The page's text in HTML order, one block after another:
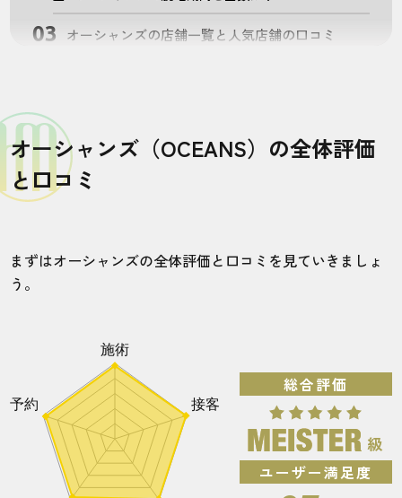
オーシャンズの店舗一覧と人気店舗の口コミ
鳥丸五条店の口コミ
無料カウンセリングの流れと注意点をご紹介
他のメンズ脱毛サロンの口コミ・評判が知りたい
オーシャンズ（OCEANS）の全体評価
と口コミ
まずはオーシャンズの全体評価と口コミを見ていきましょ
う。
総合評価
ユーザー満足度